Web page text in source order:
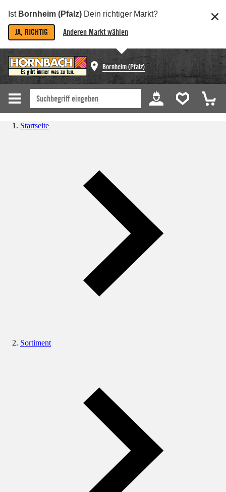
Ist Bornheim (Pfalz) Dein richtiger Markt?
JA, RICHTIG Anderen Markt wählen
Bornheim (Pfalz)
Startseite
Sortiment